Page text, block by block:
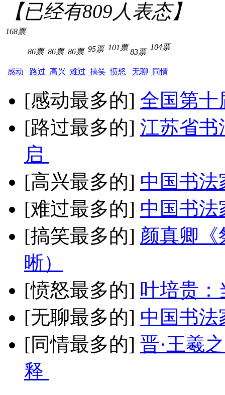
【已经有809人表态】
168票
感动
86票
路过
86票
高兴
86票
难过
95票
搞笑
101票
愤怒
83票
无聊
104票
同情
[感动最多的] 全国第十
[路过最多的] 江苏省书
启
[高兴最多的] 中国书法
[难过最多的] 中国书法
[搞笑最多的] 颜真卿《
晰）
[愤怒最多的] 叶培贵：
[无聊最多的] 中国书法
[同情最多的] 晋·王羲
释